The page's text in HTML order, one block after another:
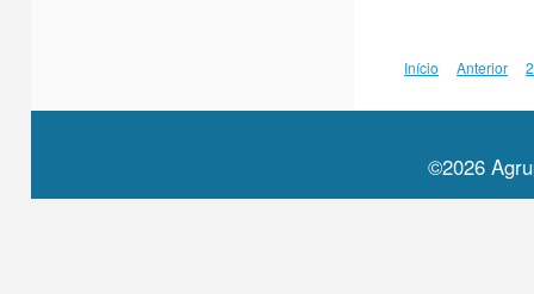
Início Anterior
©2026